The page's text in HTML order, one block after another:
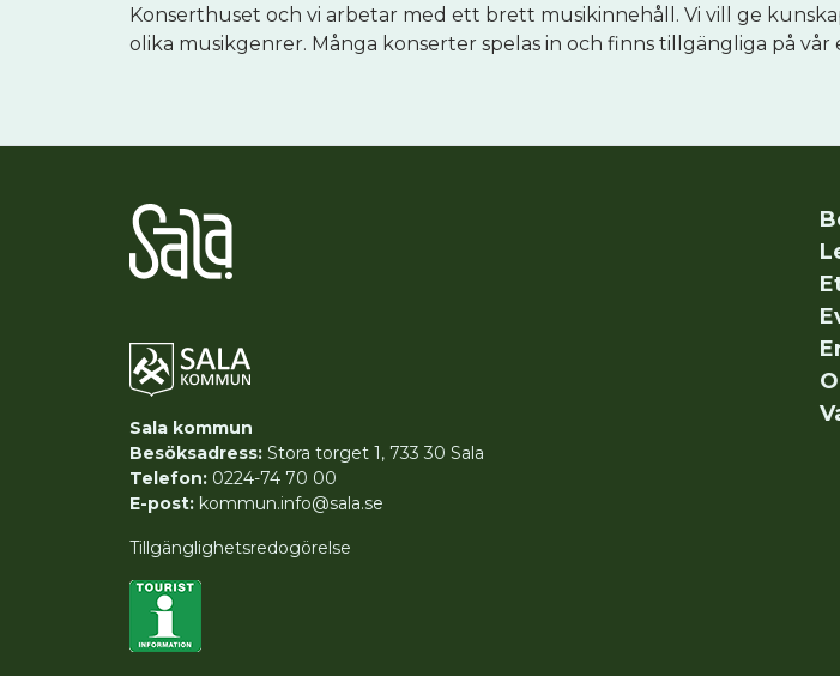
Konserthuset och vi arbetar med ett brett musikinnehåll. Vi vill ge
olika musikgenrer. Många konserter spelas in och finns tillgängliga på
Sala kommun
Besöksadress: Stora torget 1, 733 30 Sala
Telefon: 0224-74 70 00
E-post: kommun.info@sala.se
Tillgänglighetsredogörelse